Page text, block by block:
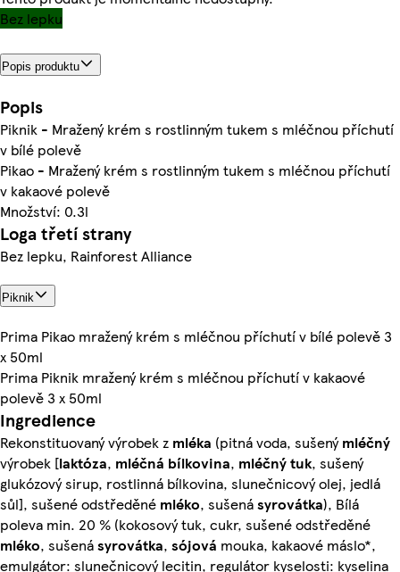
Bez lepku
Popis produktu
Popis
Piknik - Mražený krém s rostlinným tukem s mléčnou příchutí
v bílé polevě
Pikao - Mražený krém s rostlinným tukem s mléčnou příchutí
v kakaové polevě
Množství: 0.3l
Loga třetí strany
Bez lepku, Rainforest Alliance
Piknik
Prima Pikao mražený krém s mléčnou příchutí v bílé polevě 3
x 50ml
Prima Piknik mražený krém s mléčnou příchutí v kakaové
polevě 3 x 50ml
Ingredience
Rekonstituovaný výrobek z mléka (pitná voda, sušenýmléčný
výrobek [laktóza, mléčná bílkovina, mléčnýtuk, sušený
glukózový sirup, rostlinná bílkovina, slunečnicový olej, jedlá
sůl], sušené odstředěné mléko, sušenásyrovátka), Bílá
poleva min. 20 % (kokosový tuk, cukr, sušené odstředěné
mléko, sušenásyrovátka, sójová mouka, kakaové máslo*,
emulgátor: slunečnicový lecitin, regulátor kyselosti: kyselina